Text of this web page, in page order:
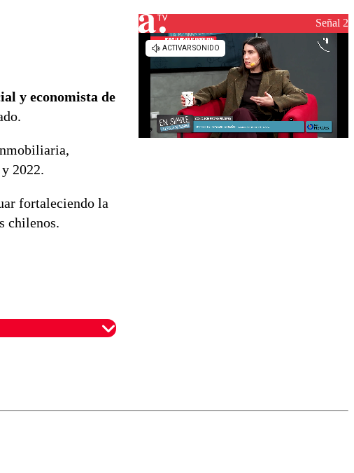
y economista de
2022.
fortaleciendo la
chilenos.
reconstrucciónSeñal 2